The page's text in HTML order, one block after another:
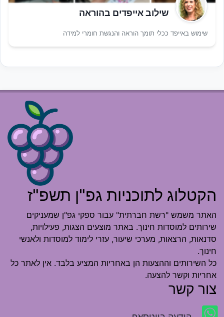
שילוב אייפדים בהוראה
שימוש באייפד ככלי תומך הוראה והנגשת חומרי למידה
הקטלוג לתוכניות גפ"ן תשפ"ז
האתר משמש "רשת חברתית" עבור ספקי גפ"ן שמעניקים
שירותים למוסדות חינוך. באתר מוצעים הצגות, פעילויות,
סדנאות, הרצאות, מערכי שיעור, עזרי לימוד למוסדות ולאנשי
חינוך.
כל השירותים וההצעות הן באחריות המציע בלבד. אין לאתר כל
אחריות וקשר להצעה.
צור קשר